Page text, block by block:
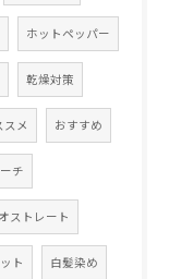
ホットペッパー
乾燥対策
スメ おすすめ
チ
ストレート
ト 白髪染め